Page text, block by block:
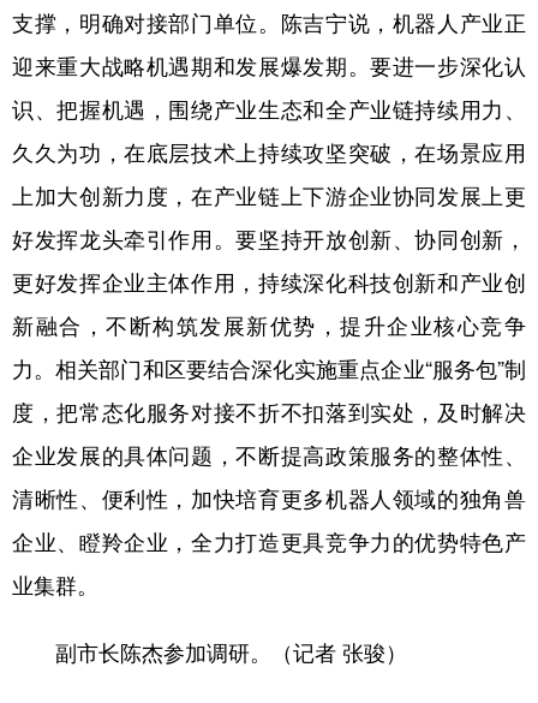
支撑，明确对接部门单位。陈吉宁说，机器人产业正
迎来重大战略机遇期和发展爆发期。要进一步深化认
识、把握机遇，围绕产业生态和全产业链持续用力、
久久为功，在底层技术上持续攻坚突破，在场景应用
上加大创新力度，在产业链上下游企业协同发展上更
好发挥龙头牵引作用。要坚持开放创新、协同创新，
更好发挥企业主体作用，持续深化科技创新和产业创
新融合，不断构筑发展新优势，提升企业核心竞争
力。相关部门和区要结合深化实施重点企业“服务包”制
度，把常态化服务对接不折不扣落到实处，及时解决
企业发展的具体问题，不断提高政策服务的整体性、
清晰性、便利性，加快培育更多机器人领域的独角兽
企业、瞪羚企业，全力打造更具竞争力的优势特色产
业集群。
副市长陈杰参加调研。（记者 张骏）